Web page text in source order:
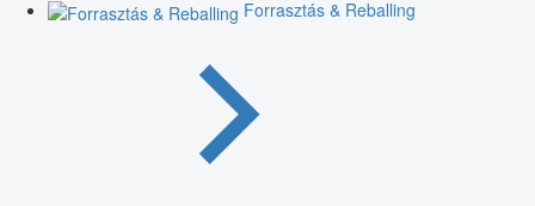
Forrasztás & Reballing